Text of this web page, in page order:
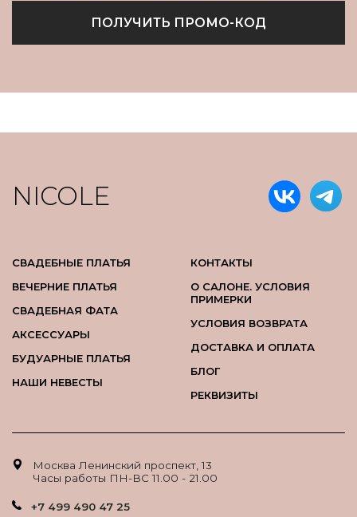
ПОЛУЧИТЬ ПРОМО-КОД
NICOLE
СВАДЕБНЫЕ ПЛАТЬЯ
ВЕЧЕРНИЕ ПЛАТЬЯ
СВАДЕБНАЯ ФАТА
АКСЕССУАРЫ
БУДУАРНЫЕ ПЛАТЬЯ
НАШИ НЕВЕСТЫ
КОНТАКТЫ
О САЛОНЕ. УСЛОВИЯ
ПРИМЕРКИ
УСЛОВИЯ ВОЗВРАТА
ДОСТАВКА И ОПЛАТА
БЛОГ
РЕКВИЗИТЫ
Москва Ленинский проспект, 13
Часы работы ПН-ВС 11.00 - 21.00
+7 499 490 47 25